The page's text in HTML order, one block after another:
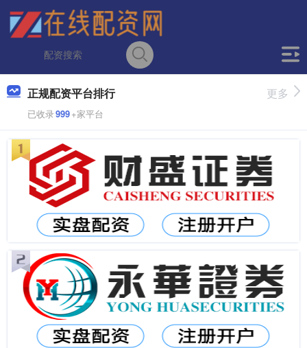
正规配资平台排行
已收录999+家平台
更多